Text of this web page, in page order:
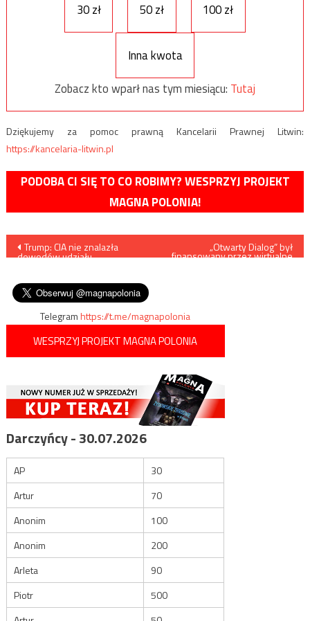
30 zł
50 zł 100 zł
Inna kwota
Zobacz kto wparł nas tym miesiącu: Tutaj
Dziękujemy za pomoc prawną Kancelarii Prawnej Litwin:
https://kancelaria-litwin.pl
PODOBA CI SIĘ TO CO ROBIMY? WESPRZYJ PROJEKT
MAGNA POLONIA!
Nawigacja
wpisu
Trump: CIA nie znalazła
dowodów udziału
„Otwarty Dialog” był
finansowany przez wirtualne
Telegramhttps://t.me/magnapolonia
WESPRZYJ PROJEKT MAGNA POLONIA
Darczyńcy - 30.07.2026
AP
30
Artur
70
Anonim
100
Anonim
200
Arleta
90
Piotr
500